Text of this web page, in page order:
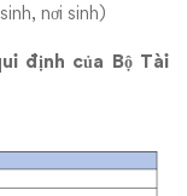
nơi sinh)
định của Bộ Tài